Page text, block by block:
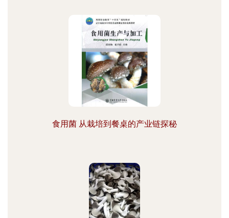
食用菌 从栽培到餐桌的产业链探秘